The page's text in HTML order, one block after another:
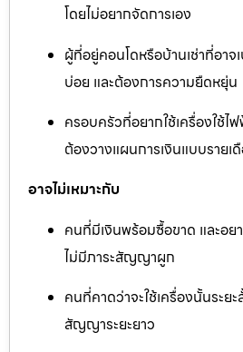
โดยไม่อยากจัดการเอง
ผู้ที่อยู่คอนโดหรือบ้านเช่าที่อาจ
บ่อย และต้องการความยืดหยุ่น
ครอบครัวที่อยากใช้เครื่องใช้ไ
ต้องวางแผนการเงินแบบรายเ
อาจไม่เหมาะกับ
คนที่มีเงินพร้อมซื้อขาด และอย
ไม่มีภาระสัญญาผูก
คนที่คาดว่าจะใช้เครื่องนั้นระย
สัญญาระยะยาว